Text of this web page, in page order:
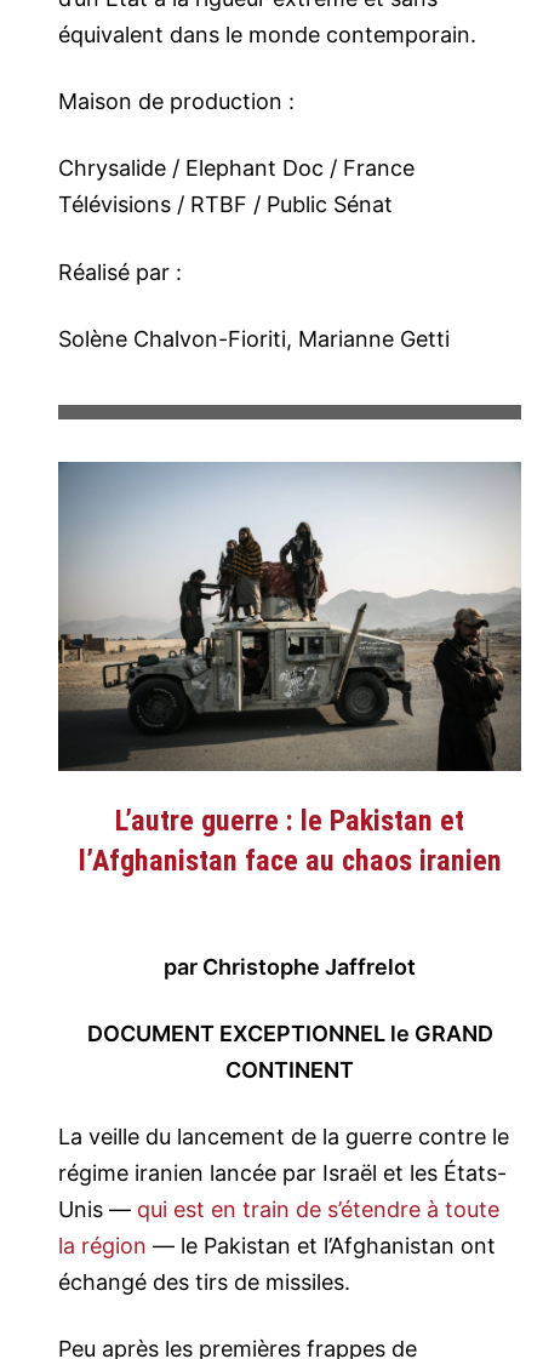
équivalent dans le monde contemporain.
Maison de production :
Chrysalide / Elephant Doc / France
Télévisions / RTBF / Public Sénat
Réalisé par :
Solène Chalvon-Fioriti, Marianne Getti
L’autre guerre : le Pakistan et
l’Afghanistan face au chaos iranien
par Christophe Jaffrelot
DOCUMENT EXCEPTIONNEL le GRAND
CONTINENT
La veille du lancement de la guerre contre le
régime iranien lancée par Israël et les États-
Unis — qui est en train de s’étendre à toute
la région — le Pakistan et l’Afghanistan ont
échangé des tirs de missiles.
Peu après les premières frappes de